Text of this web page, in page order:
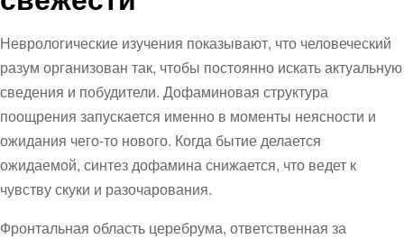
Неврологические изучения показывают, что человеческий
разум организован так, чтобы постоянно искать актуальную
сведения и побудители. Дофаминовая структура
поощрения запускается именно в моменты неясности и
ожидания чего-то нового. Когда бытие делается
ожидаемой, синтез дофамина снижается, что ведет к
чувству скуки и разочарования.
Фронтальная область церебрума, ответственная за